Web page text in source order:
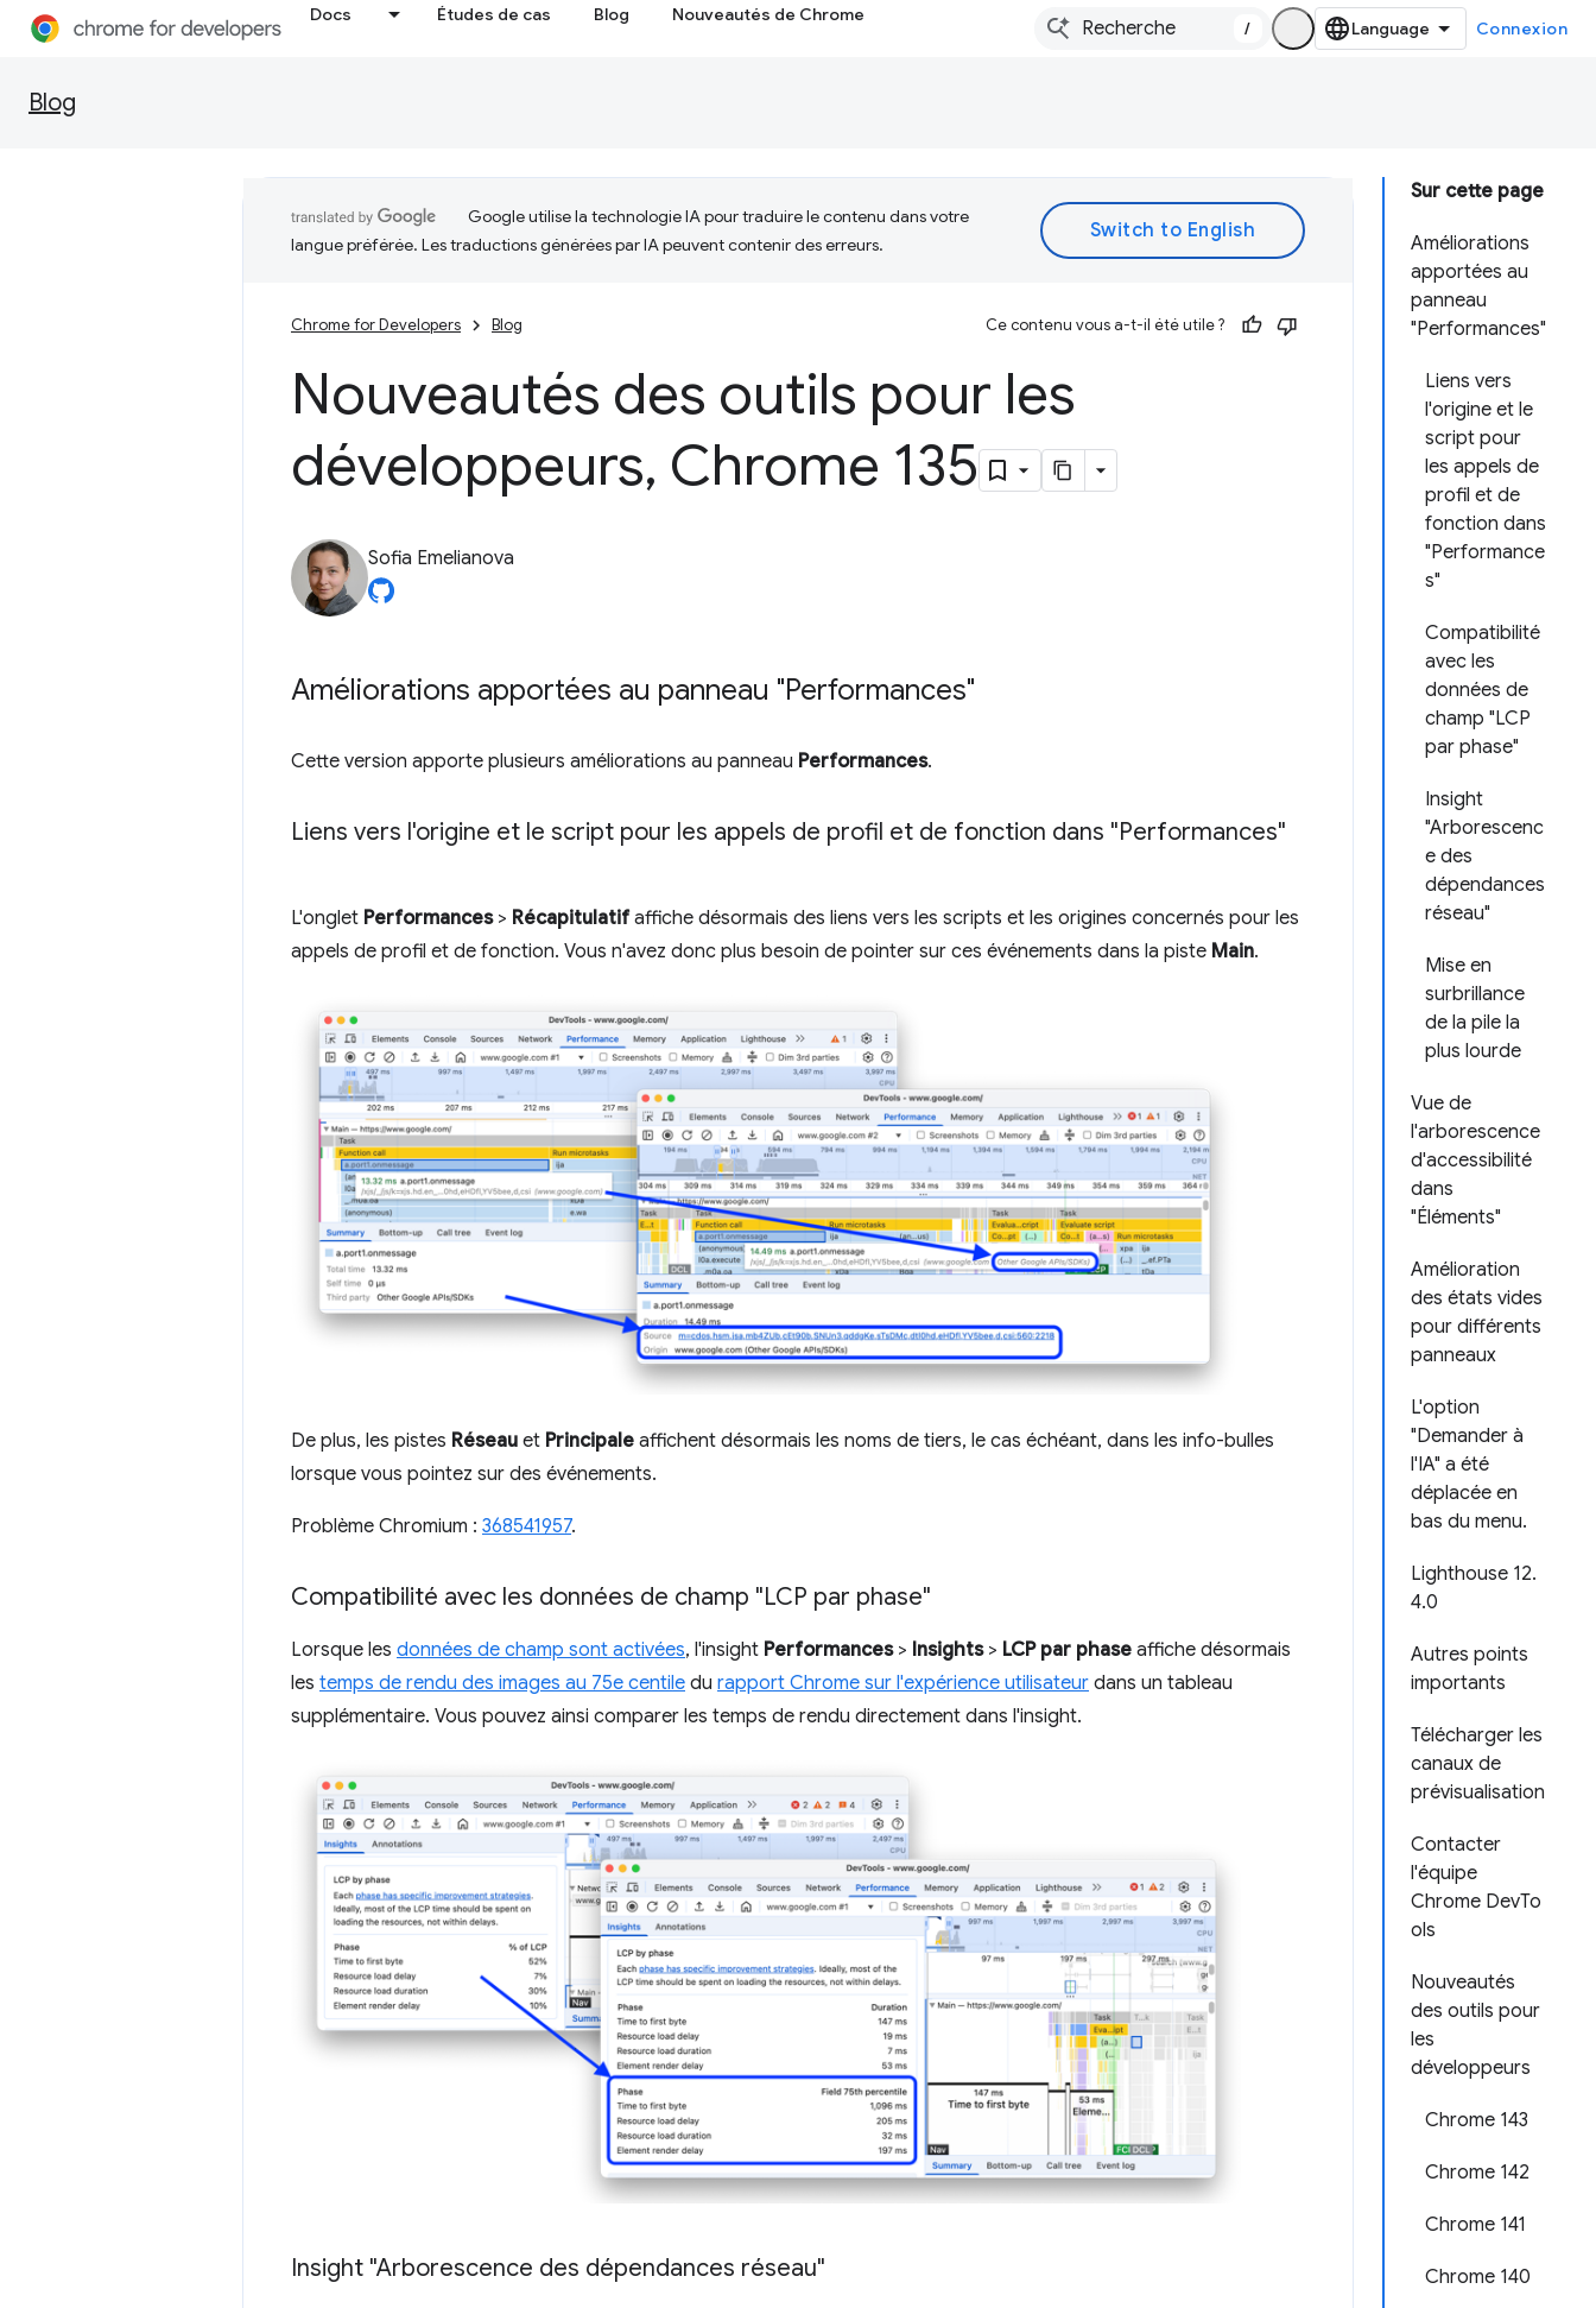
Docs Études de cas Blog Nouveautés de Chrome
/ Connexion
Blog
Sur cette page
Améliorations
apportées au
panneau
"Performances"
Liens vers
l'origine et le
script pour
les appels de
profil et de
fonction dans
"Performance
s"
Compatibilité
avec les
données de
champ "LCP
par phase"
Insight
"Arborescenc
e des
dépendances
réseau"
Mise en
surbrillance
de la pile la
plus lourde
Vue de
l'arborescence
d'accessibilité
dans
"Éléments"
Amélioration
des états vides
pour différents
panneaux
L'option
"Demander à
l'IA" a été
déplacée en
bas du menu.
Lighthouse 12.
4.0
Autres points
importants
Télécharger les
canaux de
prévisualisation
Contacter
l'équipe
Chrome DevTo
ols
Nouveautés
des outils pour
les
développeurs
Chrome 143
Chrome 142
Chrome 141
Chrome 140
Google utilise la technologie IA pour traduire le contenu dans votre
langue préférée. Les traductions générées par IA peuvent contenir des erreurs.
Chrome for Developers Blog Ce contenu vous a-t-il été utile ?
Nouveautés des outils pour les
développeurs, Chrome 135
Sofia Emelianova
Améliorations apportées au panneau "Performances"
Cette version apporte plusieurs améliorations au panneau Performances.
Liens vers l'origine et le script pour les appels de profil et de fonction dans "Performances"
L'onglet Performances> Récapitulatifaffiche désormais des liens vers les scripts et les origines concernés pour les
appels de profil et de fonction. Vous n'avez donc plus besoin de pointer sur ces événements dans la piste Main.
De plus, les pistes Réseau et Principale affichent désormais les noms de tiers, le cas échéant, dans les info-bulles
lorsque vous pointez sur des événements.
Problème Chromium : 368541957.
Compatibilité avec les données de champ "LCP par phase"
Lorsque les données de champ sont activées, l'insight Performances> Insights> LCP par phase affiche désormais
les temps de rendu des images au 75e centile du rapport Chrome sur l'expérience utilisateur dans un tableau
supplémentaire. Vous pouvez ainsi comparer les temps de rendu directement dans l'insight.
Insight "Arborescence des dépendances réseau"